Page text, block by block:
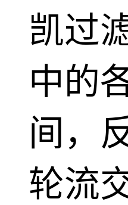
凯过
中的
间，
轮流